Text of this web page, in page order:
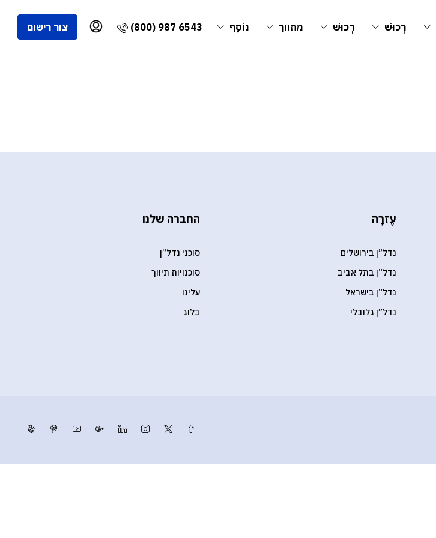
רְכוּשׁ רְכוּשׁ מתווך נוֹסָף (800) 987 6543 צור רישום
עֶזרָה
נדל”ן בירושלים
נדל”ן בתל אביב
נדל”ן בישראל
נדל”ן גלובלי
החברה שלנו
סוכני נדל”ן
סוכנויות תיווך
עלינו
בלוג